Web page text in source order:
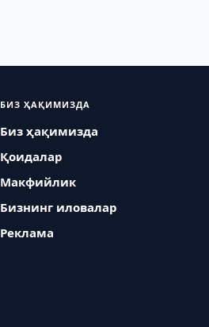
БИЗ ҲАҚИМИЗДА
Биз ҳақимизда
Қоидалар
Макфийлик
Бизнинг иловалар
Реклама